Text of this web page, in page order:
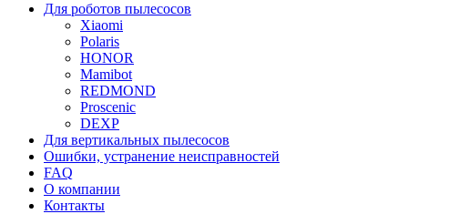
Для роботов пылесосов
Xiaomi
Polaris
HONOR
Mamibot
REDMOND
Proscenic
DEXP
Для вертикальных пылесосов
Ошибки, устранение неисправностей
FAQ
О компании
Контакты